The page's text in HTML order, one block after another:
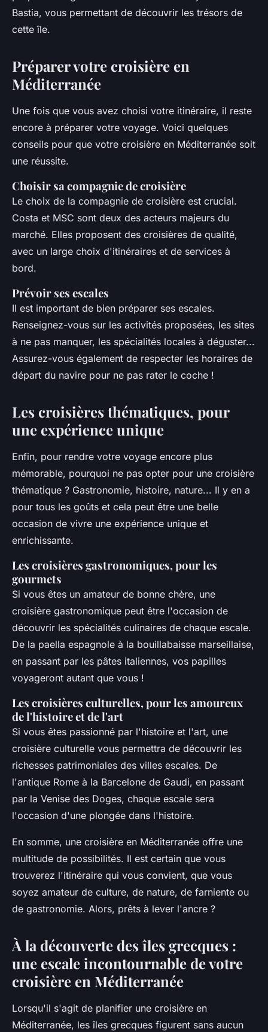
Bastia, vous permettant de découvrir les trésors de
cette île.
Préparer votre croisière en
Méditerranée
Une fois que vous avez choisi votre itinéraire, il reste
encore à préparer votre voyage. Voici quelques
conseils pour que votre croisière en Méditerranée soit
une réussite.
Choisir sa compagnie de croisière
Le choix de la compagnie de croisière est crucial.
Costa et MSC sont deux des acteurs majeurs du
marché. Elles proposent des croisières de qualité,
avec un large choix d'itinéraires et de services à
bord.
Prévoir ses escales
Il est important de bien préparer ses escales.
Renseignez-vous sur les activités proposées, les sites
à ne pas manquer, les spécialités locales à déguster...
Assurez-vous également de respecter les horaires de
départ du navire pour ne pas rater le coche !
Les croisières thématiques, pour
une expérience unique
Enfin, pour rendre votre voyage encore plus
mémorable, pourquoi ne pas opter pour une croisière
thématique ? Gastronomie, histoire, nature... Il y en a
pour tous les goûts et cela peut être une belle
occasion de vivre une expérience unique et
enrichissante.
Les croisières gastronomiques, pour les
gourmets
Si vous êtes un amateur de bonne chère, une
croisière gastronomique peut être l'occasion de
découvrir les spécialités culinaires de chaque escale.
De la paella espagnole à la bouillabaisse marseillaise,
en passant par les pâtes italiennes, vos papilles
voyageront autant que vous !
Les croisières culturelles, pour les amoureux
de l'histoire et de l'art
Si vous êtes passionné par l'histoire et l'art, une
croisière culturelle vous permettra de découvrir les
richesses patrimoniales des villes escales. De
l'antique Rome à la Barcelone de Gaudi, en passant
par la Venise des Doges, chaque escale sera
l'occasion d'une plongée dans l'histoire.
En somme, une croisière en Méditerranée offre une
multitude de possibilités. Il est certain que vous
trouverez l'itinéraire qui vous convient, que vous
soyez amateur de culture, de nature, de farniente ou
de gastronomie. Alors, prêts à lever l'ancre ?
À la découverte des îles grecques :
une escale incontournable de votre
croisière en Méditerranée
Lorsqu'il s'agit de planifier une croisière en
Méditerranée, les îles grecques figurent sans aucun